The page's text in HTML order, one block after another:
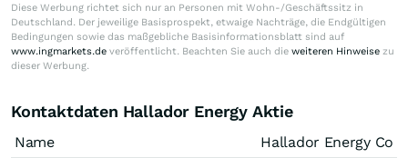
Diese Werbung richtet sich nur an Personen mit Wohn-/Geschäftssitz in
Deutschland. Der jeweilige Basisprospekt, etwaige Nachträge, die Endgültigen
Bedingungen sowie das maßgebliche Basisinformationsblatt sind auf
www.ingmarkets.de veröffentlicht. Beachten Sie auch die weiteren Hinweise zu
dieser Werbung.
Kontaktdaten Hallador Energy Aktie
Name
Hallador Energy Co